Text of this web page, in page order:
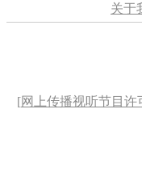
关于
[网上传播视听节目许